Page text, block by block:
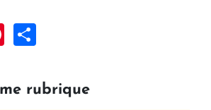
Pinterest
rubrique